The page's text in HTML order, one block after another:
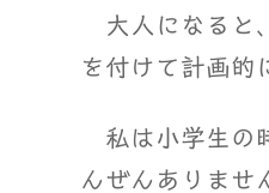
大人になると
を付けて計画的
私は小学生の
んぜんありませ